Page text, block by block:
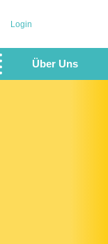
Über Uns
Login